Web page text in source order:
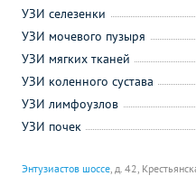
Энтузиастов шоссе, д. 42,
УЗИ селезенки
УЗИ мочевого пузыря
УЗИ мягких тканей
УЗИ коленного сустава
УЗИ лимфоузлов
УЗИ почек